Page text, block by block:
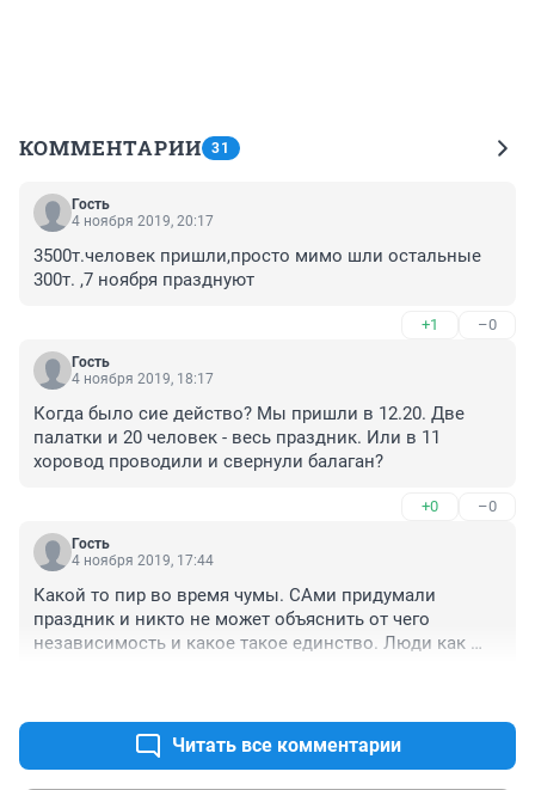
КОММЕНТАРИИ 31
Гость
4 ноября 2019, 20:17
3500т.человек пришли,просто мимо шли остальные
300т. ,7 ноября празднуют
+1 –0
Гость
4 ноября 2019, 18:17
Когда было сие действо? Мы пришли в 12.20. Две
палатки и 20 человек - весь праздник. Или в 11
хоровод проводили и свернули балаган?
+0 –0
Гость
4 ноября 2019, 17:44
Какой то пир во время чумы. САми придумали
праздник и никто не может объяснить от чего
независимость и какое такое единство. Люди как
Читать все комментарии